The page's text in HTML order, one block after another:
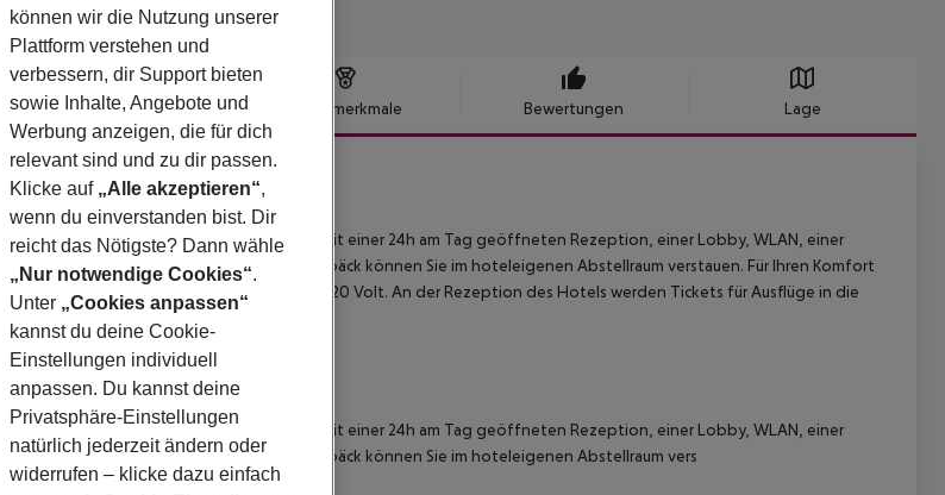
Hotelbeschreibung Hotelmerkmale Bewertungen Lage
Hotel
4
Executive Picoas Hotel ist ausgestattet mit einer 24h am Tag geöffneten Rezeption, einer Lobby, WLAN, einer
sowie einer TV-Lounge mit SAT-TV. Ihr Gepäck können Sie im hoteleigenen Abstellraum verstauen. Für Ihren Komfort
Die Stromspannung im Hotel beträgt 220 Volt. An der Rezeption des Hotels werden Tickets für Ausflüge in die
Executive Picoas Hotel ist ausgestattet mit einer 24h am Tag geöffneten Rezeption, einer Lobby, WLAN, einer
sowie einer TV-Lounge mit SAT-TV. Ihr Gepäck können Sie im hoteleigenen Abstellraum vers
können wir die Nutzung unserer
Plattform verstehen und
verbessern, dir Support bieten
sowie Inhalte, Angebote und
Werbung anzeigen, die für dich
relevant sind und zu dir passen.
Klicke auf „Alle akzeptieren“,
wenn du einverstanden bist. Dir
reicht das Nötigste? Dann wähle
„Nur notwendige Cookies“.
Unter „Cookies anpassen“
kannst du deine Cookie-
Einstellungen individuell
anpassen. Du kannst deine
Privatsphäre-Einstellungen
natürlich jederzeit ändern oder
widerrufen – klicke dazu einfach